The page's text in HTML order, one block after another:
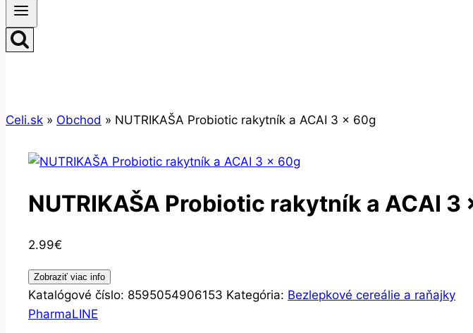
Celi.sk » Obchod » NUTRIKAŠA Probiotic rakytník a ACAI 3 x 60g
NUTRIKAŠA Probiotic rakytník a ACAI 3
2.99€
Zobraziť viac info
Katalógové číslo: 8595054906153 Kategória: Bezlepkové cereálie a raňajky
PharmaLINE